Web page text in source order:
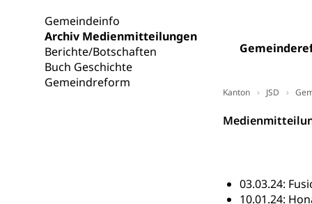
Gemeindeinfo
Archiv Medienmitteilungen
Berichte/Botschaften
Buch Geschichte
Gemeindreform
Kanton JSD
03.03.24:
10.01.24:
Stipendien
Universität